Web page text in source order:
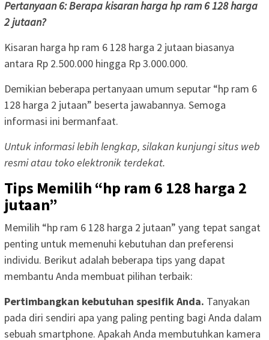
Pertanyaan 6: Berapa kisaran harga hp ram 6 128 harga
2 jutaan?
Kisaran harga hp ram 6 128 harga 2 jutaan biasanya
antara Rp 2.500.000 hingga Rp 3.000.000.
Demikian beberapa pertanyaan umum seputar “hp ram 6
128 harga 2 jutaan” beserta jawabannya. Semoga
informasi ini bermanfaat.
Untuk informasi lebih lengkap, silakan kunjungi situs web
resmi atau toko elektronik terdekat.
Tips Memilih “hp ram 6 128 harga 2
jutaan”
Memilih “hp ram 6 128 harga 2 jutaan” yang tepat sangat
penting untuk memenuhi kebutuhan dan preferensi
individu. Berikut adalah beberapa tips yang dapat
membantu Anda membuat pilihan terbaik:
Pertimbangkan kebutuhan spesifik Anda. Tanyakan
pada diri sendiri apa yang paling penting bagi Anda dalam
sebuah smartphone. Apakah Anda membutuhkan kamera